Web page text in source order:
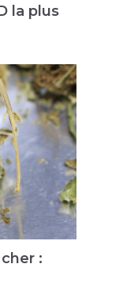
la plus
: